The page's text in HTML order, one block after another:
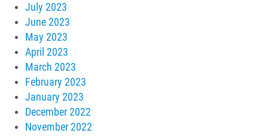
July 2023
June 2023
May 2023
April 2023
March 2023
February 2023
January 2023
December 2022
November 2022